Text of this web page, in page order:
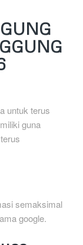
untuk terus
guna
semaksimal
google.